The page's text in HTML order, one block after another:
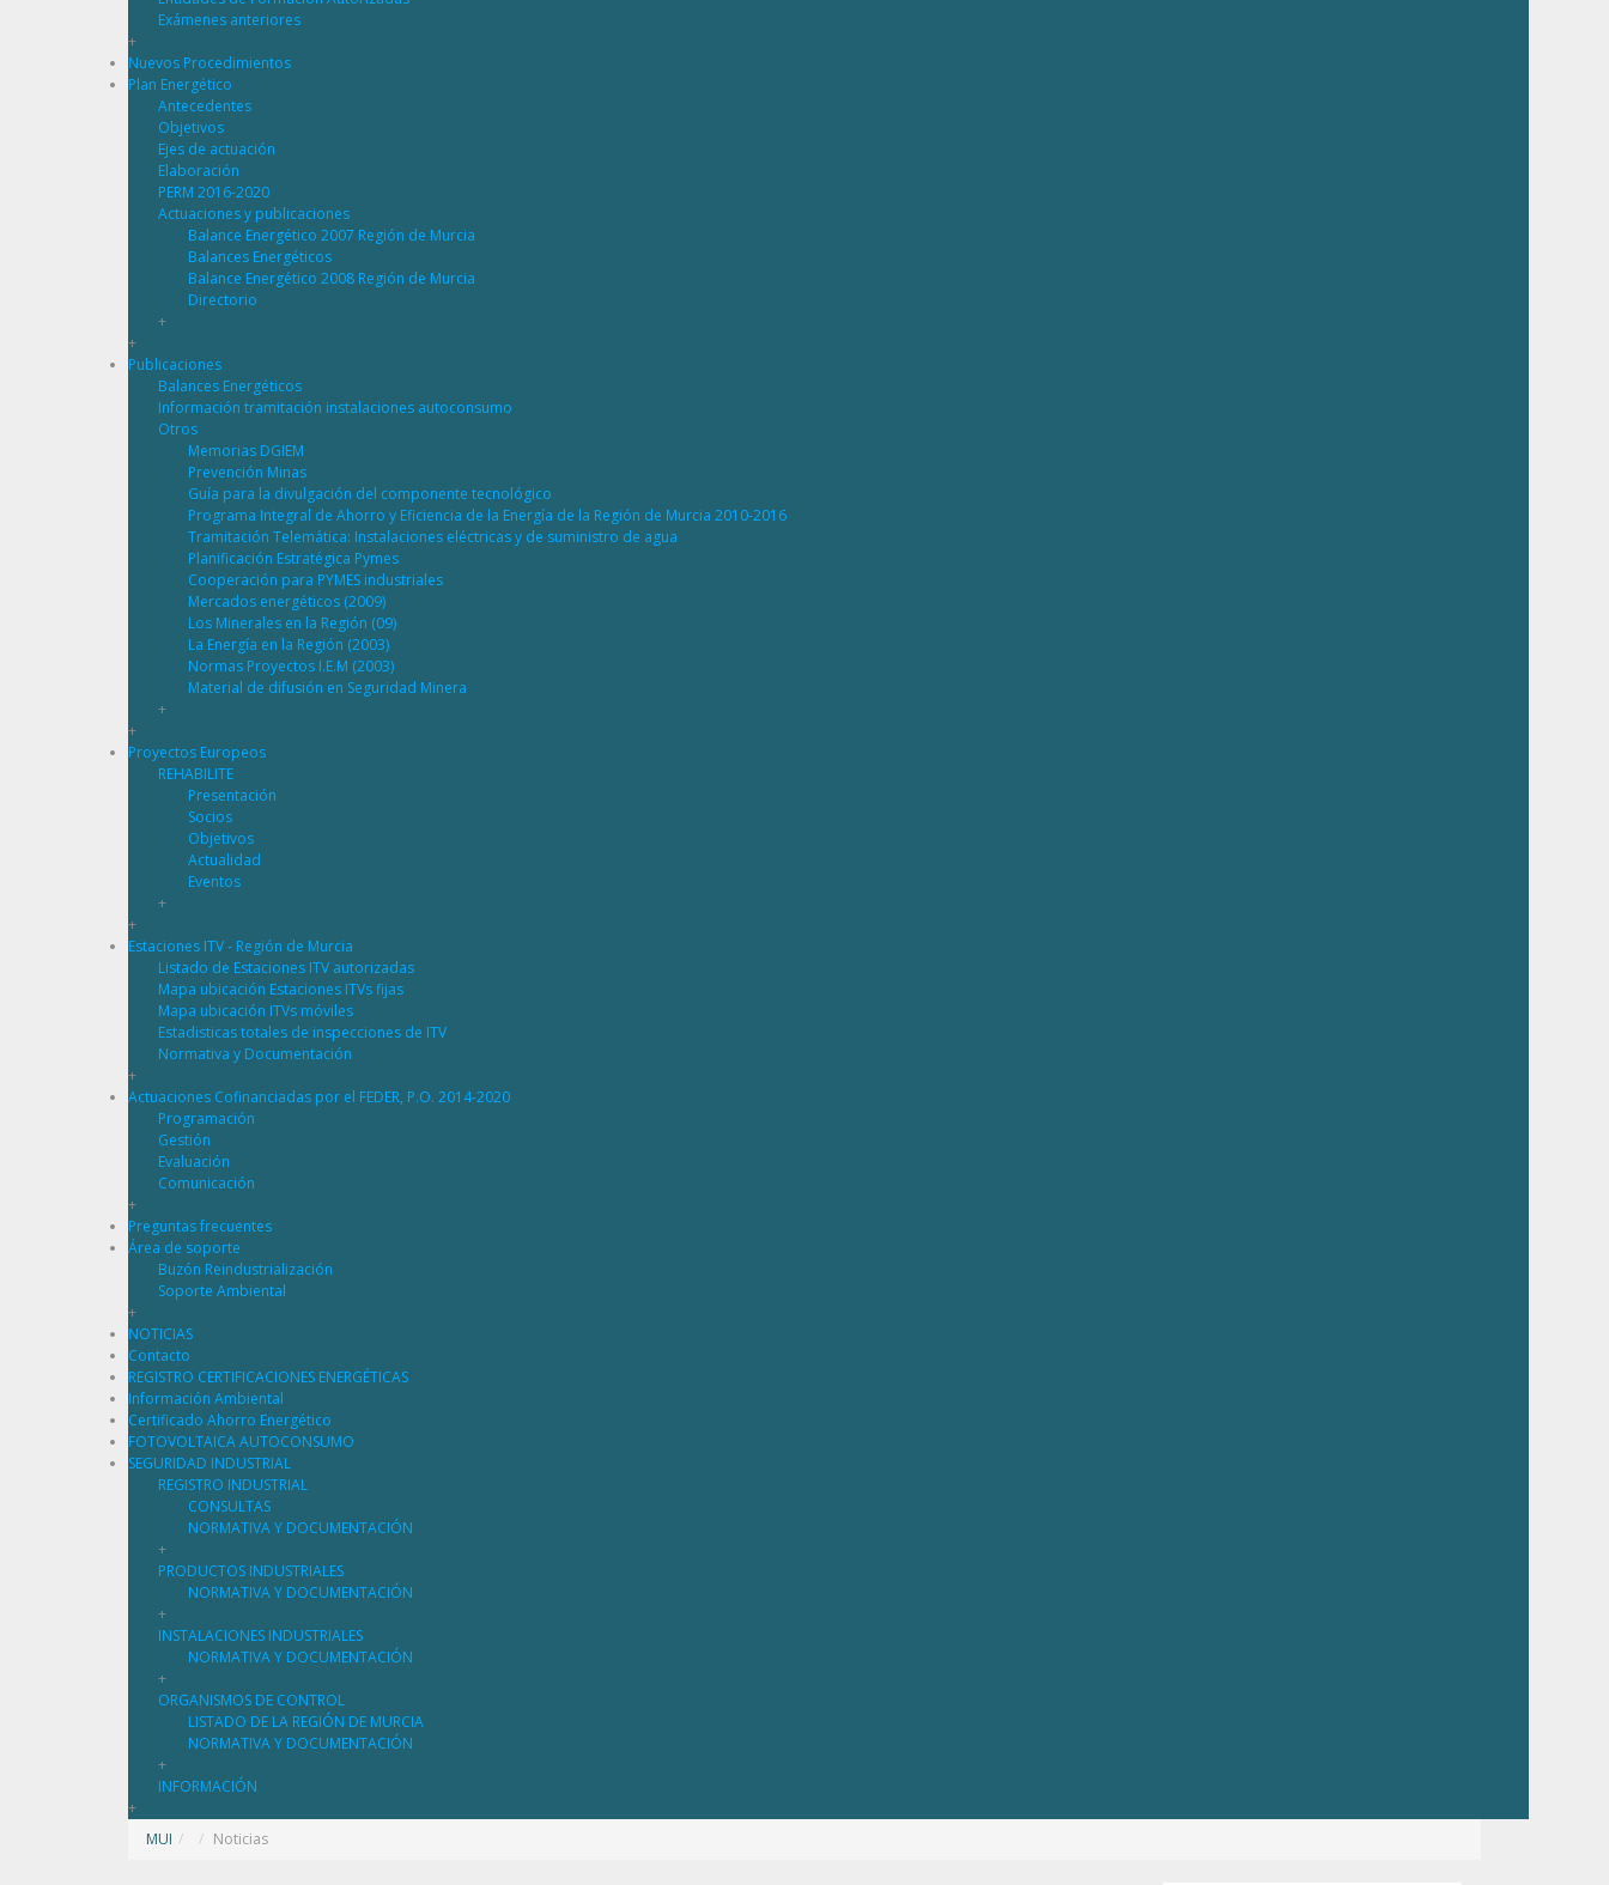
Exámenes anteriores
+
Nuevos Procedimientos
Plan Energético
Antecedentes
Objetivos
Ejes de actuación
Elaboración
PERM 2016-2020
Actuaciones y publicaciones
Balance Energético 2007 Región de Murcia
Balances Energéticos
Balance Energético 2008 Región de Murcia
Directorio
+
+
Publicaciones
Balances Energéticos
Información tramitación instalaciones autoconsumo
Otros
Memorias DGIEM
Prevención Minas
Guía para la divulgación del componente tecnológico
Programa Integral de Ahorro y Eficiencia de la Energía de la Región de Murcia 2010-2016
Tramitación Telemática: Instalaciones eléctricas y de suministro de agua
Planificación Estratégica Pymes
Cooperación para PYMES industriales
Mercados energéticos (2009)
Los Minerales en la Región (09)
La Energía en la Región (2003)
Normas Proyectos I.E.M (2003)
Material de difusión en Seguridad Minera
+
+
Proyectos Europeos
REHABILITE
Presentación
Socios
Objetivos
Actualidad
Eventos
+
+
Estaciones ITV - Región de Murcia
Listado de Estaciones ITV autorizadas
Mapa ubicación Estaciones ITVs fijas
Mapa ubicación ITVs móviles
Estadisticas totales de inspecciones de ITV
Normativa y Documentación
+
Actuaciones Cofinanciadas por el FEDER, P.O. 2014-2020
Programación
Gestión
Evaluación
Comunicación
+
Preguntas frecuentes
Área de soporte
Buzón Reindustrialización
Soporte Ambiental
+
NOTICIAS
Contacto
REGISTRO CERTIFICACIONES ENERGÉTICAS
Información Ambiental
Certificado Ahorro Energético
FOTOVOLTAICA AUTOCONSUMO
SEGURIDAD INDUSTRIAL
REGISTRO INDUSTRIAL
CONSULTAS
NORMATIVA Y DOCUMENTACIÓN
+
PRODUCTOS INDUSTRIALES
NORMATIVA Y DOCUMENTACIÓN
+
INSTALACIONES INDUSTRIALES
NORMATIVA Y DOCUMENTACIÓN
+
ORGANISMOS DE CONTROL
LISTADO DE LA REGIÓN DE MURCIA
NORMATIVA Y DOCUMENTACIÓN
+
INFORMACIÓN
+
MUI / Noticias